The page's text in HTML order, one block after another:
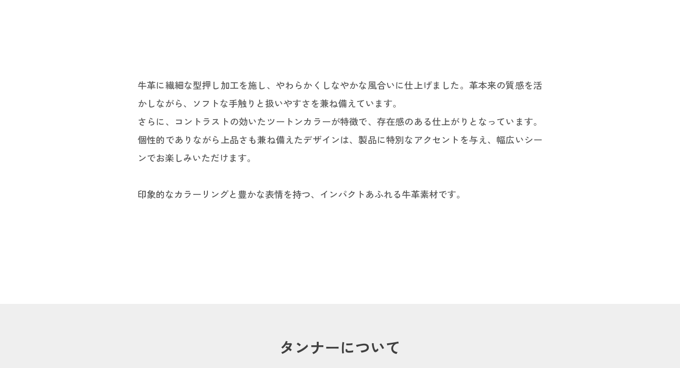
牛革に繊細な型押し加工を施し、やわらかくしなやかな風合いに仕上げました。革本来の質感を活
かしながら、ソフトな手触りと扱いやすさを兼ね備えています。
さらに、コントラストの効いたツートンカラーが特徴で、存在感のある仕上がりとなっています。
個性的でありながら上品さも兼ね備えたデザインは、製品に特別なアクセントを与え、幅広いシー
ンでお楽しみいただけます。
印象的なカラーリングと豊かな表情を持つ、インパクトあふれる牛革素材です。
タンナーについて